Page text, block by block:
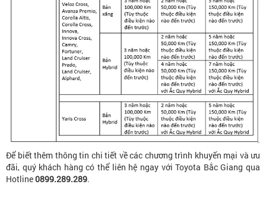
Để biết thêm thông tin chi tiết về các chương trình khuyến mại và ưu
đãi, quý khách hàng có thể liên hệ ngay với Toyota Bắc Giang qua
Hotline0899.289.289.